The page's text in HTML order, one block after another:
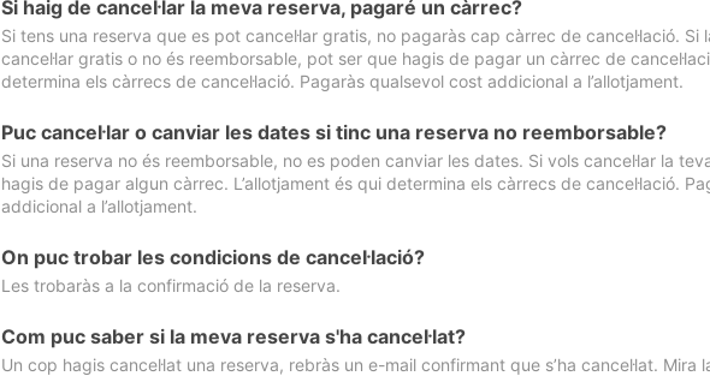
Si haig de cancel·lar la meva reserva, pagaré un càrrec?
Si tens una reserva que es pot cancel·lar gratis, no pagaràs cap càrrec de cancel·lació.
cancel·lar gratis o no és reemborsable, pot ser que hagis de pagar un càrrec de
determina els càrrecs de cancel·lació. Pagaràs qualsevol cost addicional a l’allotjament.
Puc cancel·lar o canviar les dates si tinc una reserva no reemborsable?
Si una reserva no és reemborsable, no es poden canviar les dates. Si vols cancel·lar la
hagis de pagar algun càrrec. L’allotjament és qui determina els càrrecs de cancel·lació.
addicional a l’allotjament.
On puc trobar les condicions de cancel·lació?
Les trobaràs a la confirmació de la reserva.
Com puc saber si la meva reserva s'ha cancel·lat?
Un cop hagis cancel·lat una reserva, rebràs un e-mail confirmant que s’ha cancel·lat. Mira